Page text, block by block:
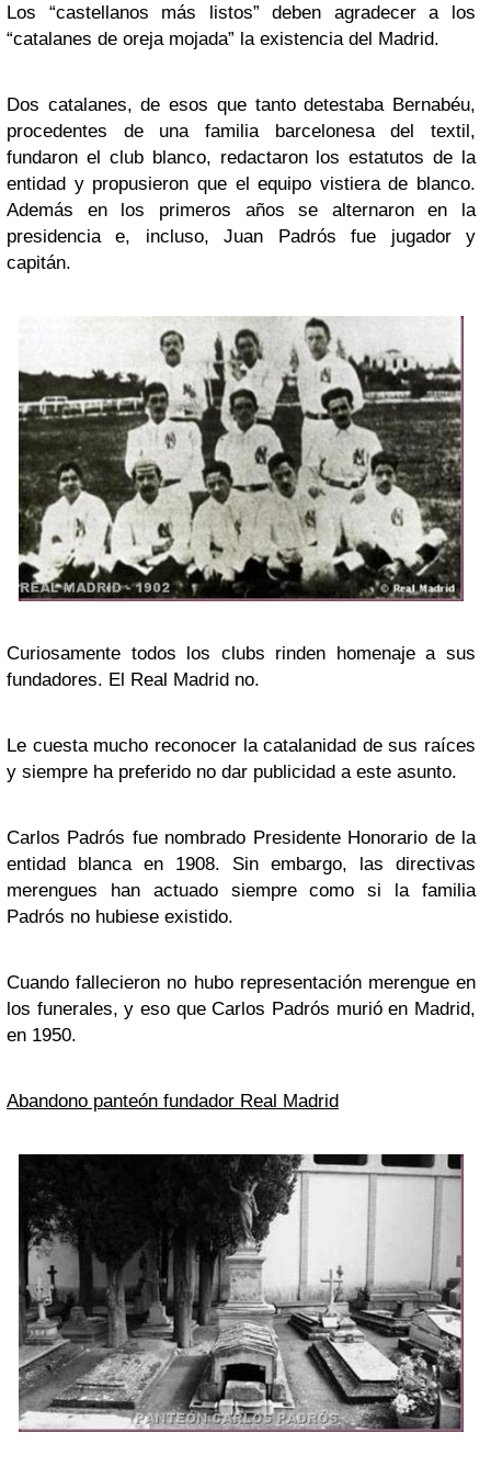
Los “castellanos más listos” deben agradecer a los
“catalanes de oreja mojada” la existencia del Madrid.
Dos catalanes, de esos que tanto detestaba Bernabéu,
procedentes de una familia barcelonesa del textil,
fundaron el club blanco, redactaron los estatutos de la
entidad y propusieron que el equipo vistiera de blanco.
Además en los primeros años se alternaron en la
presidencia e, incluso, Juan Padrós fue jugador y
capitán.
Curiosamente todos los clubs rinden homenaje a sus
fundadores. El Real Madrid no.
Le cuesta mucho reconocer la catalanidad de sus raíces
y siempre ha preferido no dar publicidad a este asunto.
Carlos Padrós fue nombrado Presidente Honorario de la
entidad blanca en 1908. Sin embargo, las directivas
merengues han actuado siempre como si la familia
Padrós no hubiese existido.
Cuando fallecieron no hubo representación merengue en
los funerales, y eso que Carlos Padrós murió en Madrid,
en 1950.
Abandono panteón fundador Real Madrid